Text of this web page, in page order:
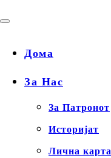
Дома
За Нас
За Патронот
Историјат
Лична карта